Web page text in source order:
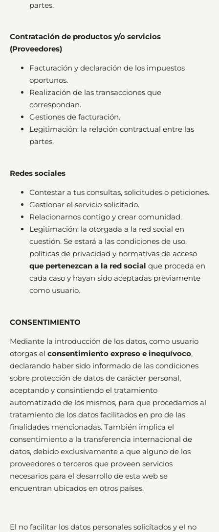
partes.
Contratación de productos y/o servicios
(Proveedores)
Facturación y declaración de los impuestos
oportunos.
Realización de las transacciones que
correspondan.
Gestiones de facturación.
Legitimación: la relación contractual entre las
partes.
Redes sociales
Contestar a tus consultas, solicitudes o peticiones.
Gestionar el servicio solicitado.
Relacionarnos contigo y crear comunidad.
Legitimación: la otorgada a la red social en
cuestión. Se estará a las condiciones de uso,
políticas de privacidad y normativas de acceso
que pertenezcan a la red social que proceda en
cada caso y hayan sido aceptadas previamente
como usuario.
CONSENTIMIENTO
Mediante la introducción de los datos, como usuario
otorgas el consentimiento expreso e inequívoco,
declarando haber sido informado de las condiciones
sobre protección de datos de carácter personal,
aceptando y consintiendo el tratamiento
automatizado de los mismos, para que procedamos al
tratamiento de los datos facilitados en pro de las
finalidades mencionadas. También implica el
consentimiento a la transferencia internacional de
datos, debido exclusivamente a que alguno de los
proveedores o terceros que proveen servicios
necesarios para el desarrollo de esta web se
encuentran ubicados en otros países.
El no facilitar los datos personales solicitados y el no